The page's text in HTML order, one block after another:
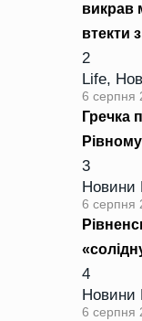
викрав
втекти
2
Life,
6 серпня
Гречка
3
Новини
6 серпня
4
Новини
6 серпня